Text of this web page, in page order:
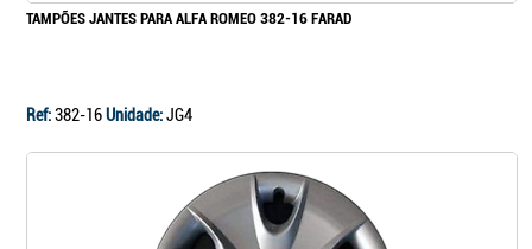
TAMPÕES JANTES PARA ALFA ROMEO 382-16 FARAD
Ref:382-16Unidade:JG4